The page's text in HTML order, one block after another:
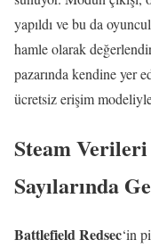
yapıldı ve bu da
hamle olarak
pazarında kendine yer
ücretsiz erişim
Steam
Sayılarında
Battlefield Redsec‘in